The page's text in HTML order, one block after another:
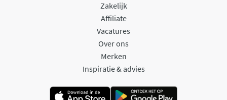
Zakelijk
Affiliate
Vacatures
Over ons
Merken
Inspiratie & advies